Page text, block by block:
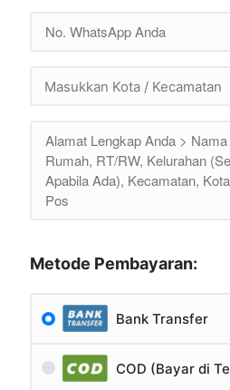
Masukkan Kota / Kecamatan
Metode Pembayaran:
Bank Transfer
COD (Bayar di